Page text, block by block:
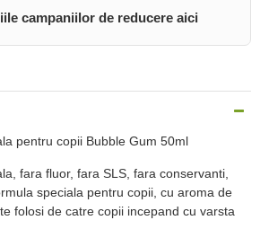
campaniilor de reducere aici
pentru copii Bubble Gum 50ml
fara fluor, fara SLS, fara conservanti,
speciala pentru copii, cu aroma de
folosi de catre copii incepand cu varsta